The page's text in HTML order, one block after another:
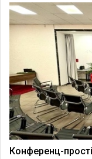
Конференц-